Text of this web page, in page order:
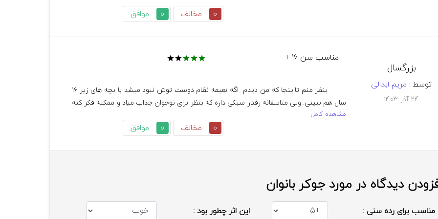
0 موافق 0 مخالف
بزرگسال
توسط : مریم ابدالی
۲۴ آذر ۱۴۰۳
مناسب سن 16 +
مشاهده کامل
0 موافق 0 مخالف
دیدگاه در مورد جوکر بانوان
مناسب برای رده سنی : این اثر چطور بود :